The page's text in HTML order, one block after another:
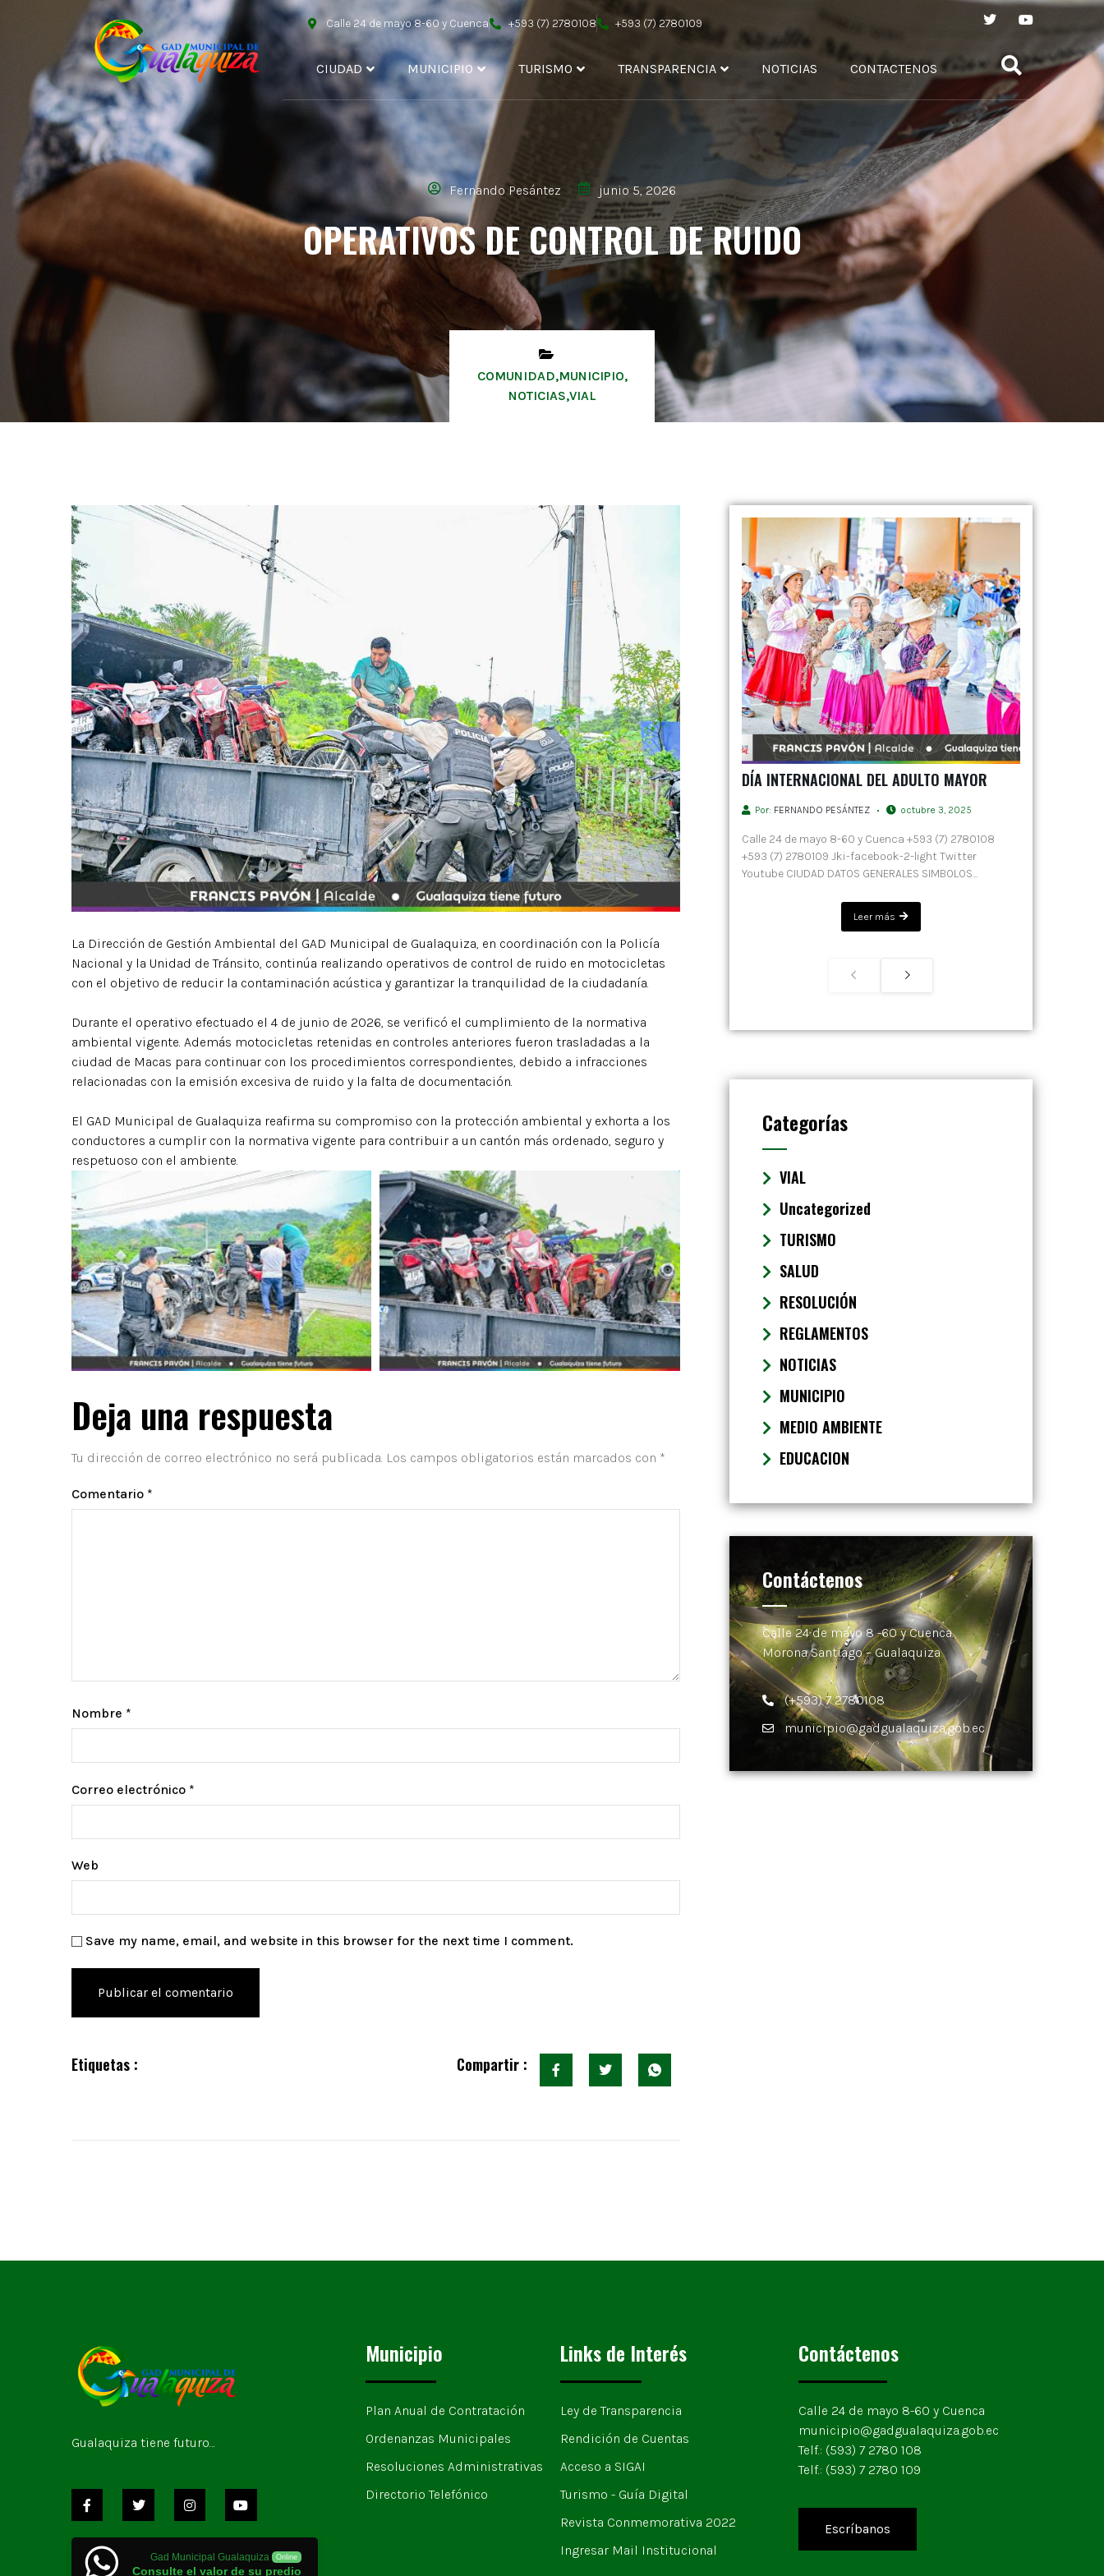
Calle 24 de mayo 8-60 y Cuenca +593 (7) 2780108 +593 (7) 2780109
CIUDAD MUNICIPIO TURISMO TRANSPARENCIA NOTICIAS CONTACTENOS
Fernando Pesántez junio 5, 2026
OPERATIVOS DE CONTROL DE RUIDO
COMUNIDAD,MUNICIPIO,
NOTICIAS,VIAL
La Dirección de Gestión Ambiental del GAD Municipal de Gualaquiza, en coordinación con la Policía
Nacional y la Unidad de Tránsito, continúa realizando operativos de control de ruido en motocicletas
con el objetivo de reducir la contaminación acústica y garantizar la tranquilidad de la ciudadanía.
Durante el operativo efectuado el 4 de junio de 2026, se verificó el cumplimiento de la normativa
ambiental vigente. Además motocicletas retenidas en controles anteriores fueron trasladadas a la
ciudad de Macas para continuar con los procedimientos correspondientes, debido a infracciones
relacionadas con la emisión excesiva de ruido y la falta de documentación.
El GAD Municipal de Gualaquiza reafirma su compromiso con la protección ambiental y exhorta a los
conductores a cumplir con la normativa vigente para contribuir a un cantón más ordenado, seguro y
respetuoso con el ambiente.
Deja una respuesta
Tu dirección de correo electrónico no será publicada. Los campos obligatorios están marcados con *
Comentario *
Nombre *
Correo electrónico *
Web
Save my name, email, and website in this browser for the next time I comment.
Etiquetas : Compartir :
DÍA INTERNACIONAL DEL ADULTO MAYOR
Por: FERNANDO PESÁNTEZ octubre 3, 2025
Calle 24 de mayo 8-60 y Cuenca +593 (7) 2780108
+593 (7) 2780109 Jki-facebook-2-light Twitter
Youtube CIUDAD DATOS GENERALES SIMBOLOS...
Leer más
Categorías
VIAL
Uncategorized
TURISMO
SALUD
RESOLUCIÓN
REGLAMENTOS
NOTICIAS
MUNICIPIO
MEDIO AMBIENTE
EDUCACION
Contáctenos
Calle 24 de mayo 8 -60 y Cuenca.
Morona Santiago – Gualaquiza
(+593) 7 2780108
municipio@gadgualaquiza.gob.ec
Gualaquiza tiene futuro…
Gad Municipal Gualaquiza Online
Consulte el valor de su predio
Municipio
Plan Anual de Contratación
Ordenanzas Municipales
Resoluciones Administrativas
Directorio Telefónico
Links de Interés
Ley de Transparencia
Rendición de Cuentas
Acceso a SIGAI
Turismo - Guía Digital
Revista Conmemorativa 2022
Ingresar Mail Institucional
Contáctenos
Calle 24 de mayo 8-60 y Cuenca
municipio@gadgualaquiza.gob.ec
Telf.: (593) 7 2780 108
Telf.: (593) 7 2780 109
Escríbanos